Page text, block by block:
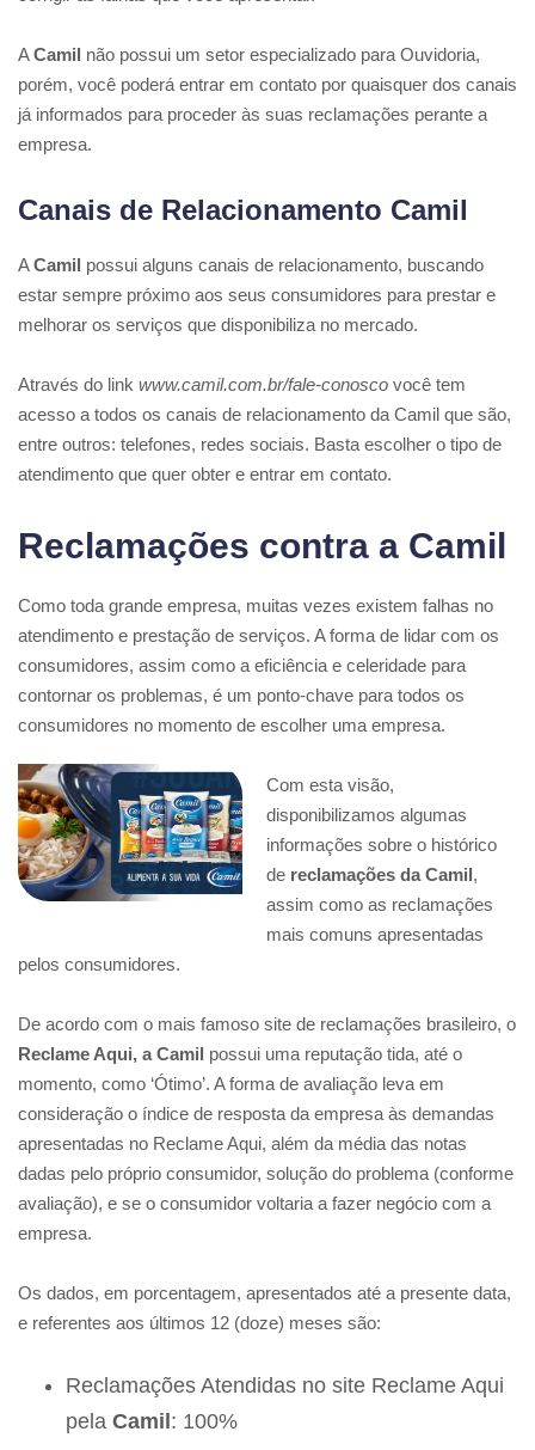
ACamil não possui um setor especializado para Ouvidoria,
porém, você poderá entrar em contato por quaisquer dos canais
já informados para proceder às suas reclamações perante a
empresa.
Canais de Relacionamento Camil
ACamil possui alguns canais de relacionamento, buscando
estar sempre próximo aos seus consumidores para prestar e
melhorar os serviços que disponibiliza no mercado.
Através do link www.camil.com.br/fale-conosco você tem
acesso a todos os canais de relacionamento da Camil que são,
entre outros: telefones, redes sociais. Basta escolher o tipo de
atendimento que quer obter e entrar em contato.
Reclamações contra a Camil
Como toda grande empresa, muitas vezes existem falhas no
atendimento e prestação de serviços. A forma de lidar com os
consumidores, assim como a eficiência e celeridade para
contornar os problemas, é um ponto-chave para todos os
consumidores no momento de escolher uma empresa.
Com esta visão,
disponibilizamos algumas
informações sobre o histórico
de reclamações da Camil ,
assim como as reclamações
mais comuns apresentadas
pelos consumidores.
De acordo com o mais famoso site de reclamações brasileiro, o
Reclame Aqui, a Camil possui uma reputação tida, até o
momento, como ‘Ótimo’. A forma de avaliação leva em
consideração o índice de resposta da empresa às demandas
apresentadas no Reclame Aqui, além da média das notas
dadas pelo próprio consumidor, solução do problema (conforme
avaliação), e se o consumidor voltaria a fazer negócio com a
empresa.
Os dados, em porcentagem, apresentados até a presente data,
e referentes aos últimos 12 (doze) meses são:
Reclamações Atendidas no site Reclame Aqui
pela Camil : 100%